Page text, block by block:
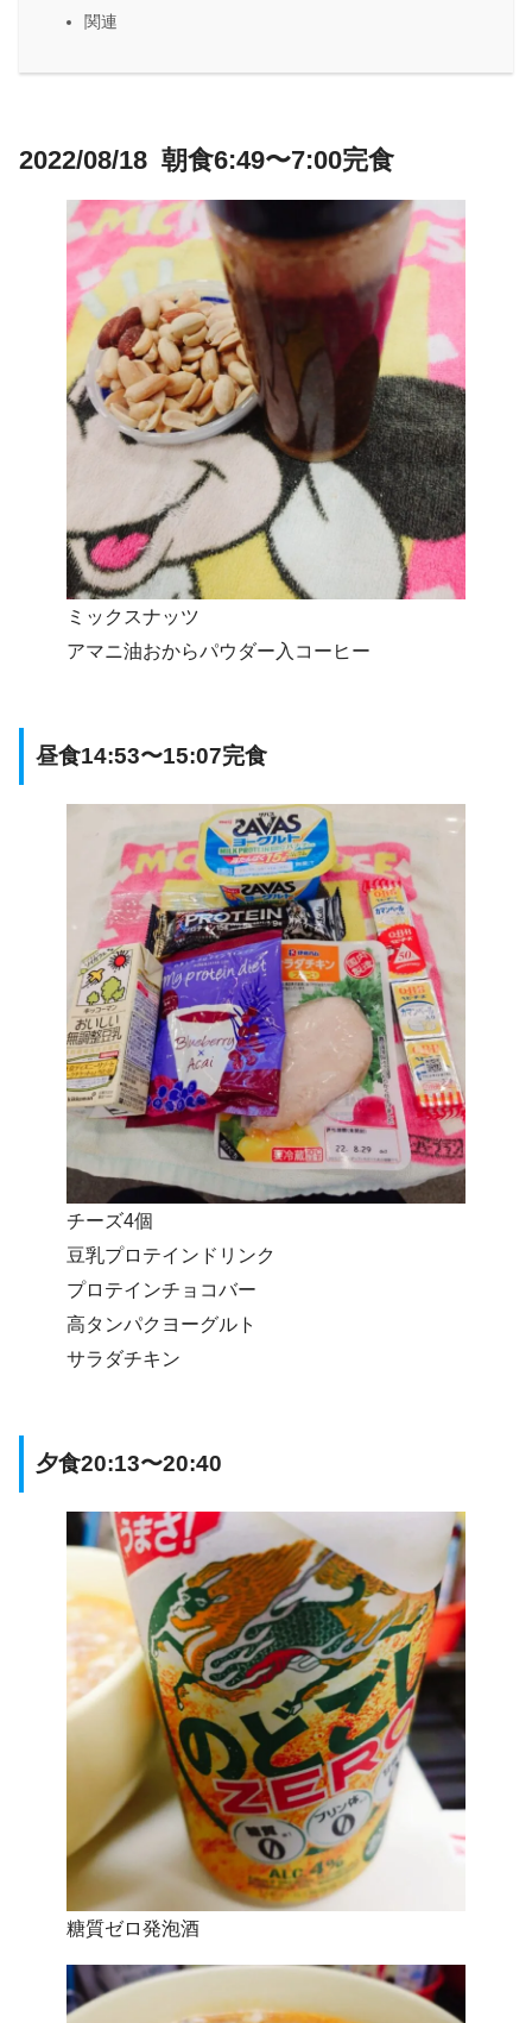
関連
2022/08/18 朝食6:49〜7:00完食
ミックスナッツ
アマニ油おからパウダー入コーヒー
昼食14:53〜15:07完食
チーズ4個
豆乳プロテインドリンク
プロテインチョコバー
高タンパクヨーグルト
サラダチキン
夕食20:13〜20:40
糖質ゼロ発泡酒